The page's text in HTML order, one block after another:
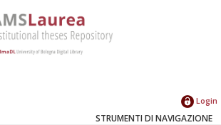
Login
STRUMENTI DI NAVIGAZIONE